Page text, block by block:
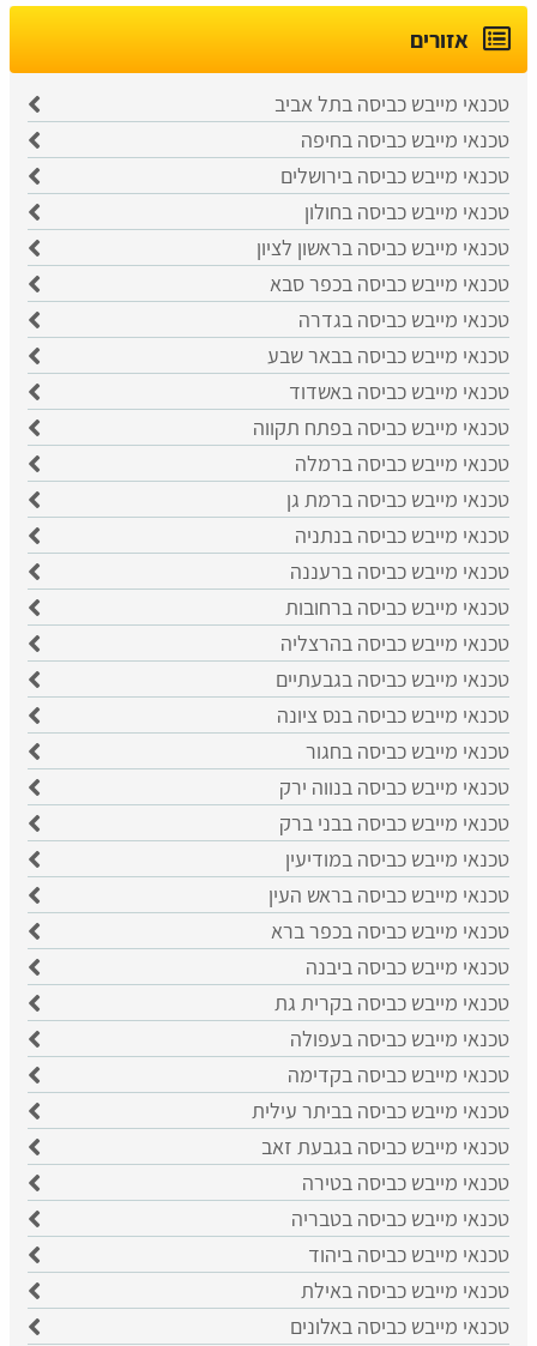
אזורים
טכנאי מייבש כביסה בתל אביב
​טכנאי מייבש כביסה בחיפה
טכנאי מייבש כביסה בירושלים
טכנאי מייבש כביסה בחולון
טכנאי מייבש כביסה בראשון לציון
טכנאי מייבש כביסה בכפר סבא
טכנאי מייבש כביסה בגדרה
טכנאי מייבש כביסה בבאר שבע
טכנאי מייבש כביסה באשדוד
טכנאי מייבש כביסה בפתח תקווה
טכנאי מייבש כביסה ברמלה
טכנאי מייבש כביסה ברמת גן
טכנאי מייבש כביסה בנתניה
טכנאי מייבש כביסה ברעננה
טכנאי מייבש כביסה ברחובות
טכנאי מייבש כביסה בהרצליה
טכנאי מייבש כביסה בגבעתיים
טכנאי מייבש כביסה בנס ציונה
טכנאי מייבש כביסה בחגור
טכנאי מייבש כביסה בנווה ירק
טכנאי מייבש כביסה בבני ברק
טכנאי מייבש כביסה במודיעין
טכנאי מייבש כביסה בראש העין
טכנאי מייבש כביסה בכפר ברא
טכנאי מייבש כביסה ביבנה
טכנאי מייבש כביסה בקרית גת
טכנאי מייבש כביסה בעפולה
טכנאי מייבש כביסה בקדימה
טכנאי מייבש כביסה בביתר עילית
טכנאי מייבש כביסה בגבעת זאב
טכנאי מייבש כביסה בטירה
טכנאי מייבש כביסה בטבריה
טכנאי מייבש כביסה ביהוד
טכנאי מייבש כביסה באילת
טכנאי מייבש כביסה באלונים